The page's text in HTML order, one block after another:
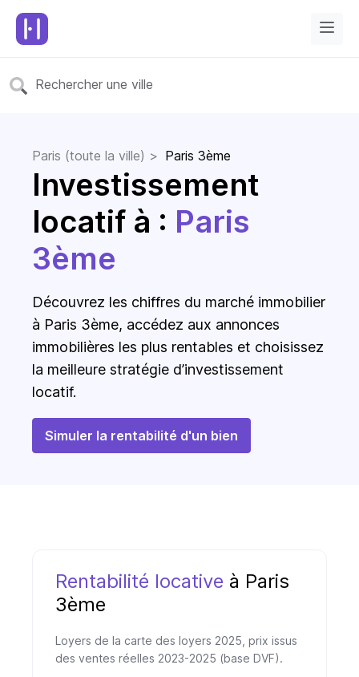
Paris (toute la ville) > Paris 3ème
Investissement
locatif à : Paris
3ème
Découvrez les chiffres du marché immobilier
à Paris 3ème, accédez aux annonces
immobilières les plus rentables et choisissez
la meilleure stratégie d’investissement
locatif.
Simuler la rentabilité d'un bien
Rentabilité locative à Paris
3ème
Loyers de la carte des loyers 2025, prix issus
des ventes réelles 2023-2025 (base DVF).